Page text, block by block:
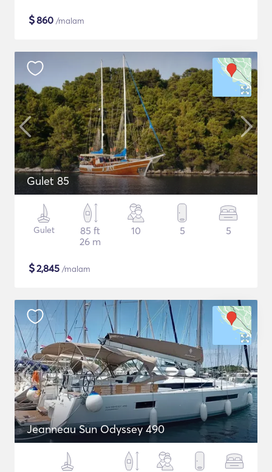
$860 /malam
Gulet 85
Gulet
85 ft
26 m
10 5 5
$2,845 /malam
Jeanneau Sun Odyssey 490